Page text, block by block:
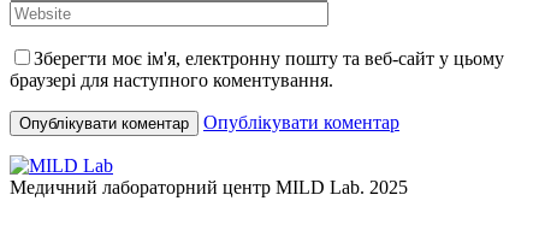
Зберегти моє ім'я, електронну пошту та веб-сайт у цьому
браузері для наступного коментування.
Опублікувати коментар
Медичний лабораторний центр MILD Lab. 2025